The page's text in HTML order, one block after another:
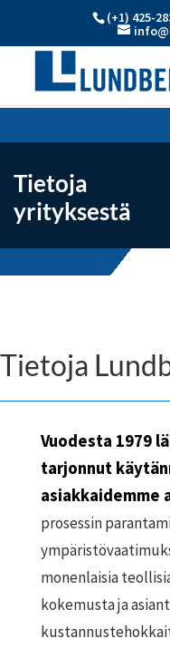
(+1) 425-
Tietoja
yrityksestä
Tietoja
Vuodesta 1979
tarjonnut
asiakkaidemme
prosessin
monenlaisia
kokemusta ja